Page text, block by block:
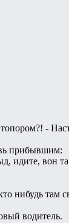
-
прибывшим:
идите, вон
нибудь там
водитель.